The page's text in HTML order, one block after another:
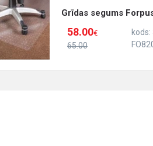
Grīdas segums
65.00
58.00€